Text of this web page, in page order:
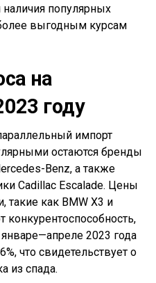
наличия популярных
выгодным курсам
на
году
импорт
остаются бренды
Benz, а также
Cadillac Escalade. Цены
такие как BMW X3 и
конкурентоспособность,
2023 года
что свидетельствует о
из спада.